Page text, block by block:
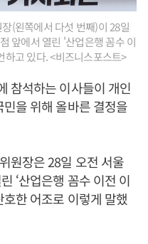
(왼쪽에서 다섯 번째)이 28일
앞에서 열린 '산업은행 꼼수 이
고 있다. <비즈니스포스트>
참석하는 이사들이 개인
을 위해 올바른 결정을
원장은 28일 오전 서울
‘산업은행 꼼수 이전 이
한 어조로 이렇게 말했